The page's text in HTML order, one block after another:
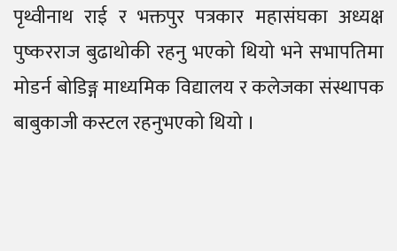
पृथ्वीनाथ राई र भक्तपुर पत्रकार महासंघका अध्यक्ष
पुष्करराज बुढाथोकी रहनु भएको थियो भने सभापतिमा
मोडर्न बोडिङ्ग माध्यमिक विद्यालय र कलेजका संस्थापक
बाबुकाजी कस्टल रहनुभएको थियो ।